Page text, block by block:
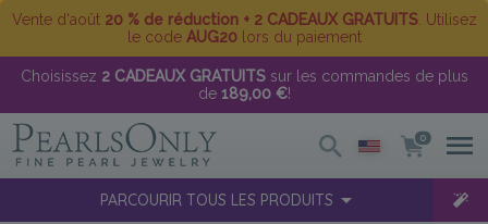
Vente d'août 20 % de réduction + 2 CADEAUX GRATUITS. Utilisez
le code AUG20lors du paiement
Choisissez 2 CADEAUX GRATUITSsur les commandes de plus
de 189,00 €!
0
PARCOURIR TOUS LES PRODUITS